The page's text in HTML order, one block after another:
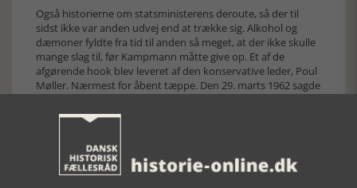
Også historierne om statsministerens deroute, så der til
sidst ikke var anden udvej end at trække sig. Alkohol og
dæmoner fyldte fra tid til anden så meget, at der ikke skulle
mange slag til, før Kampmann måtte give op. Et af de
afgørende hook blev leveret af den konservative leder, Poul
Møller. Nærmest for åbent tæppe. Den 29. marts 1962 sagde
tror, at den højtærede statsminister i disse måneder siden
andre steder end her i Folketinget”. Poul Smidt
kommenterer med følgende nøgterne konklusion: ”Det var
og er den mest præcise og mest gennemførte politiske